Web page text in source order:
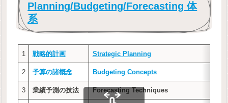
Planning/Budgeting/Forecasting 体
系
1 戦略的計画 Strategic Planning
2 予算の諸概念 Budgeting Concepts
3 業績予測の技法 Forecasting Techniques